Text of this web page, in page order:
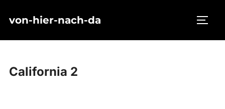
Inhaltvon-hier-nach-da
California 2